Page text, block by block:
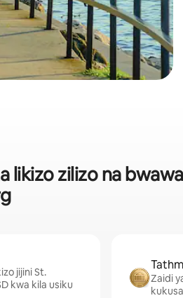
likizo zilizo na
jijini St.
kwa kila usiku
Zaidi